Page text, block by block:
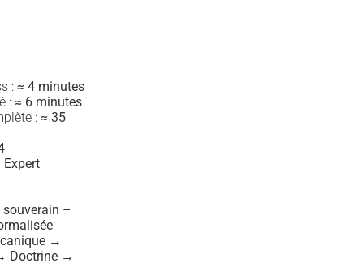
: ≈ 4 minutes
: ≈ 6 minutes
: ≈ 35
souverain –
→
Doctrine →